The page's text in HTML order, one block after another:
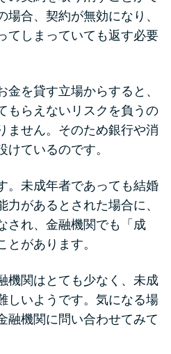
レにくさや将来への影響
金とは？悪質な手口に
（闇金）からお金を借り
ない理由と借りた場合
ブラックとは?判断の目
に通らない理由
場合、契約が無効になり、
てしまっていても返す必要
を貸す立場からすると、
もらえないリスクを負うの
ません。そのため銀行や消
けているのです。
。未成年者であっても結婚
力があるとされた場合に、
され、金融機関でも「成
とがあります。
機関はとても少なく、未成
しいようです。気になる場
融機関に問い合わせてみて